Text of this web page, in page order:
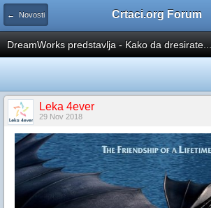
← Novosti Crtaci.org Forum
DreamWorks predstavlja - Kako da dresirate...
Leka 4ever
29 Nov 2018